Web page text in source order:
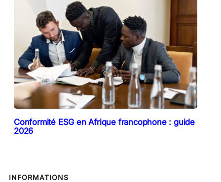
Conformité ESG en Afrique francophone : guide
2026
INFORMATIONS